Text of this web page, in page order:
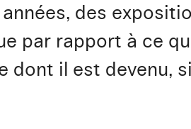
des
par rapport à ce
dont il est devenu,